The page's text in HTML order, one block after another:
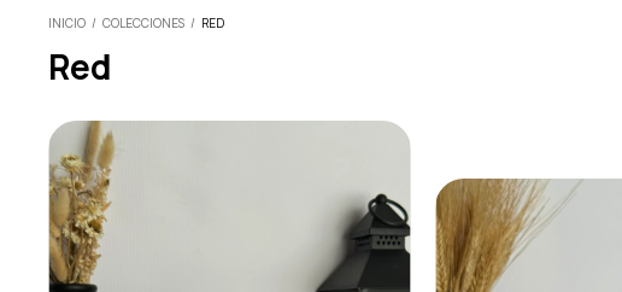
INICIO / COLECCIONES / RED
Red